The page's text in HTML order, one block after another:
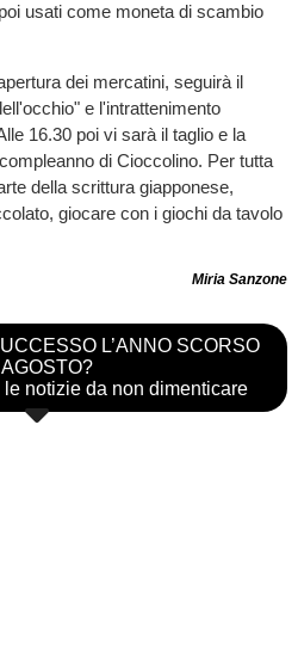
usati come moneta di scambio
dei mercatini, seguirà il
e l'intrattenimento
16.30 poi vi sarà il taglio e la
di Cioccolino. Per tutta
della scrittura giapponese,
giocare con i giochi da tavolo
Miria Sanzone
L’ANNO SCORSO
notizie da non dimenticare